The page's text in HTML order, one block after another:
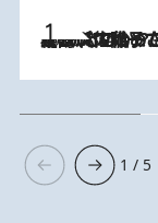
2026.8.5
【阿川佐和子さんの年とる力】なぜ70代で始めた趣味は“こんなに楽しい”のか？ ピアノ、俳句…スランプに陥っても続けられる“ある秘訣”とは
1 / 5